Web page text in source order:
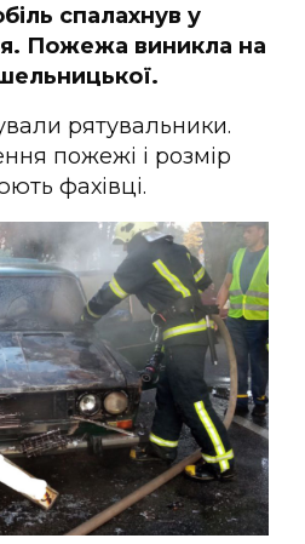
спалахнув у
Пожежа виникла на
рятувальники.
пожежі і розмір
фахівці.